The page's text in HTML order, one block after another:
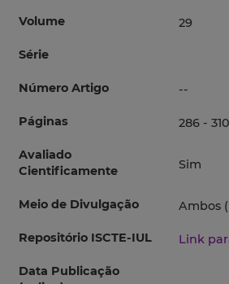
Volume 29
Série
Número Artigo --
Páginas 286 - 310
Avaliado
Cientificamente
Sim
Meio de Divulgação Ambos
Repositório ISCTE-IUL Link
Data Publicação